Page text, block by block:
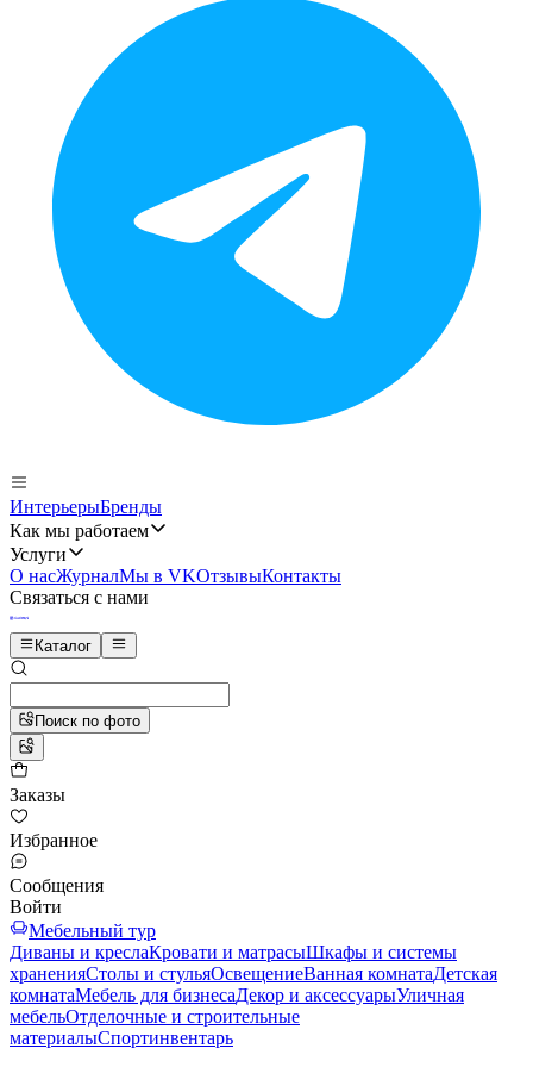
ИнтерьерыБренды
Как мы работаем
Услуги
О насЖурналМы в VKОтзывыКонтакты
Связаться с нами
Каталог
Поиск по фото
Заказы
Избранное
Сообщения
Войти
Мебельный тур
Диваны и креслаКровати и матрасыШкафы и системы
храненияСтолы и стульяОсвещениеВанная комнатаДетская
комнатаМебель для бизнесаДекор и аксессуарыУличная
мебельОтделочные и строительные
материалыСпортинвентарь